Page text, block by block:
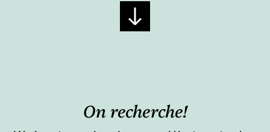
On recherche!